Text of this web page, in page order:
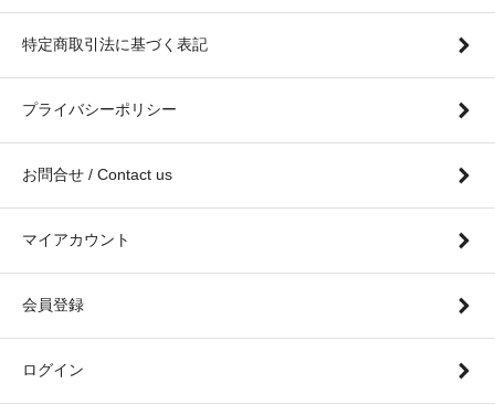
特定商取引法に基づく表記
プライバシーポリシー
お問合せ / Contact us
マイアカウント
会員登録
ログイン